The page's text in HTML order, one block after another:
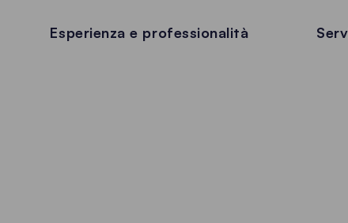
Esperienza e professionalità